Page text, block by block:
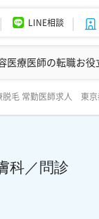
LINE相談
ジェント紹介
医療医師の転職お役
クインタビュー
毛 常勤医師求人 東京
科／問診